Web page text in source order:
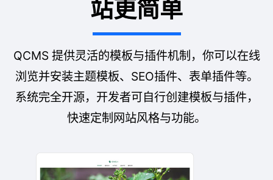
站更简单
QCMS 提供灵活的模板与插件机制，你可以在线
浏览并安装主题模板、SEO插件、表单插件等。
系统完全开源，开发者可自行创建模板与插件，
快速定制网站风格与功能。